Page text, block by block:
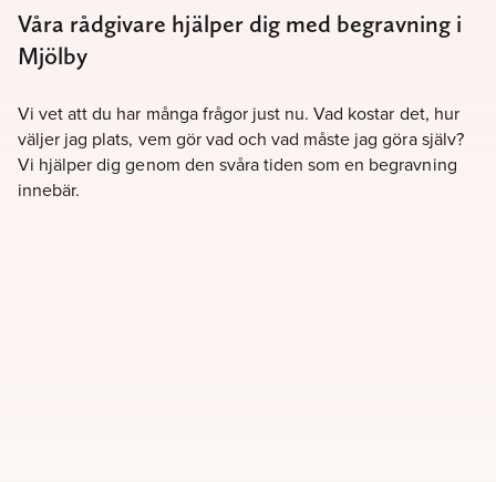
Våra rådgivare hjälper dig med begravning i
Mjölby
Vi vet att du har många frågor just nu. Vad kostar det, hur
väljer jag plats, vem gör vad och vad måste jag göra själv?
Vi hjälper dig genom den svåra tiden som en begravning
innebär.